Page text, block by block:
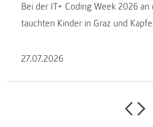
Bei der IT+ Coding Week 2026 an
tauchten Kinder in Graz und
27.07.2026